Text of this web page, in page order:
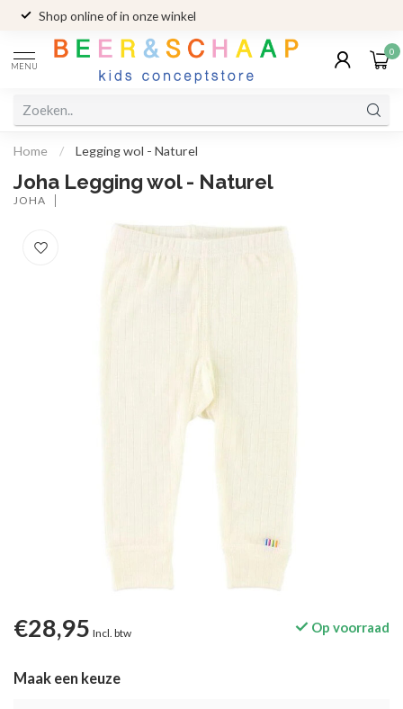
Shop online of in onze winkel
MENU
0
Home / Legging wol - Naturel
Joha Legging wol - Naturel
JOHA
€28,95 Incl. btw Op voorraad
Maak een keuze